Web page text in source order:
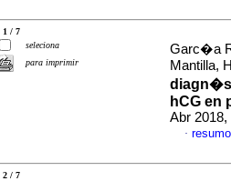
1 / 7
seleciona
para imprimir
Garc�a
Mantilla,
hCG en
Abr 2018,
·
2 / 7